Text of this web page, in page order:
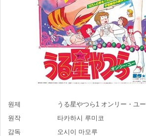
원제
うる星やつら1 オンリー・ユー
원작
타카하시 루미코
감독
오시이 마모루